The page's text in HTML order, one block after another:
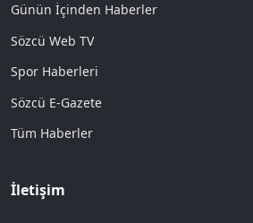
Günün İçinden Haberler
Sözcü Web TV
Spor Haberleri
Sözcü E-Gazete
Tüm Haberler
İletişim